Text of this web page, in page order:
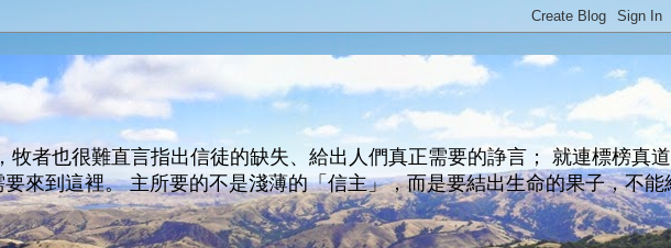
者也很難直言指出信徒的缺失、給出人們真正需要的諍言； 就連標榜真
來到這裡。 主所要的不是淺薄的「信主」，而是要結出生命的果子，不能